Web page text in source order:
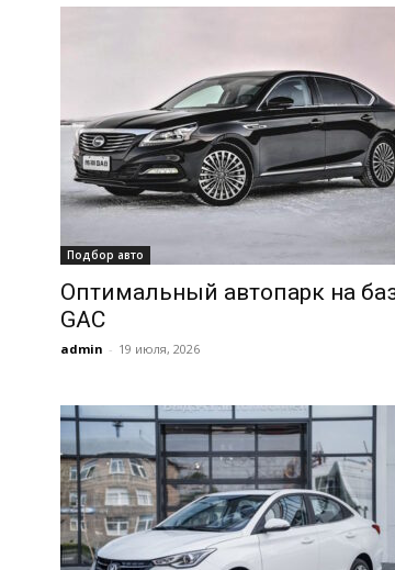
Подбор авто
Оптимальный автопарк на
GAC
admin - 19 июля, 2026